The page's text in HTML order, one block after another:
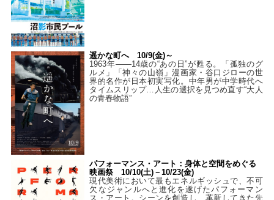
遥かな町へ 10/9(金)～
1963年――14歳の“あの日”が甦る。「孤独のグ
ルメ」「神々の山嶺」漫画家・谷口ジローの世
界的名作が日本初実写化。中年男が中学時代へ
タイムスリップ…人生の選択を見つめ直す“大人
の青春物語”
パフォーマンス・アート：身体と空間をめぐる
映画祭 10/10(土)－10/23(金)
現代美術において最もエネルギッシュで、不可
欠なジャンルへと進化を遂げたパフォーマン
ス・アート。シーンを創造し、革新してきた先